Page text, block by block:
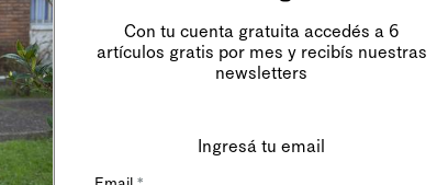
Con tu cuenta gratuita accedés a 6
artículos gratis por mes y recibís nuestras
newsletters
Ingresá tu email